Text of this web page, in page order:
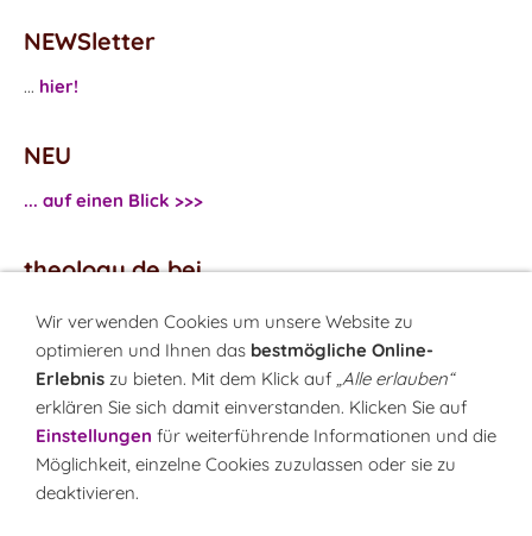
NEWSletter
... hier!
NEU
... auf einen Blick >>>
theology.de bei
...Facebook
...Twitter
Monatsrätsel
Rätseln & Gewinnen!
Wir verwenden Cookies um unsere Website zu
optimieren und Ihnen das bestmögliche Online-
Erlebnis zu bieten. Mit dem Klick auf „Alle erlauben“
erklären Sie sich damit einverstanden. Klicken Sie auf
Einstellungen für weiterführende Informationen und die
Möglichkeit, einzelne Cookies zuzulassen oder sie zu
deaktivieren.